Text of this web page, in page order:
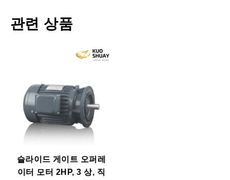
관련 상품
슬라이드 게이트 오퍼레
이터 모터 2HP, 3 상, 직